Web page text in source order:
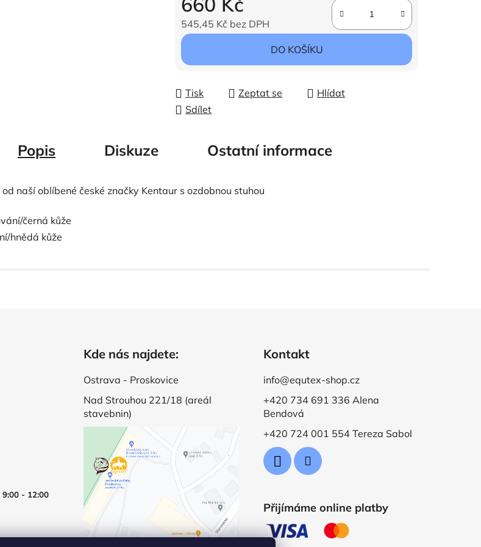
545,45 Kč bez DPH
Měrná cena:
DO KOŠÍKU
Tisk Zeptat se
Hlídat
Sdílet
Popis Diskuze Ostatní informace
od naší oblíbené české značky Kentaur s ozdobnou stuhou
černá kůže
hnědá kůže
9:00 - 12:00
Kde nás najdete:
Ostrava - Proskovice
Nad Strouhou 221/18 (areál
stavebnin)
Kontakt
info@equtex-shop.cz
+420 734 691 336 Alena
Bendová
+420 724 001 554 Tereza Sabol
Přijímáme online platby